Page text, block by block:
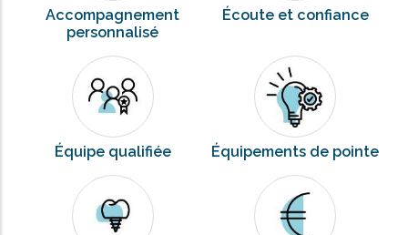
Accompagnement
personnalisé
Écoute et confiance
Équipe qualifiée Équipements de pointe